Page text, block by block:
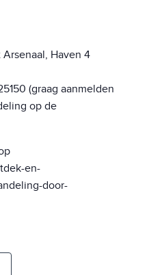
Haven 4
(graag aanmelden
op de
en-
door-